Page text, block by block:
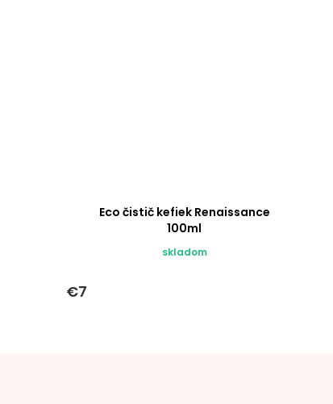
Eco čistič kefiek Renaissance
100ml
skladom
€7